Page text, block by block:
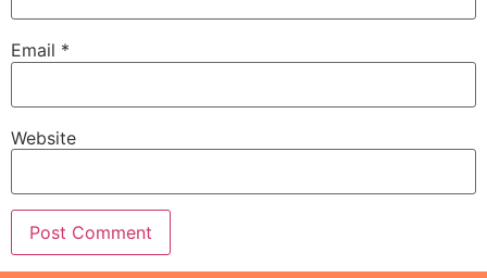
Email *
Website